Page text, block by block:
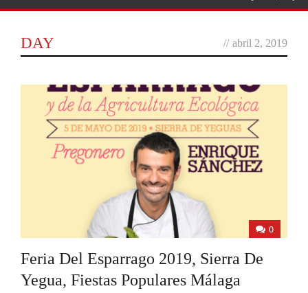
DAY // abril 2, 2019
0
Feria Del Esparrago 2019, Sierra De
Yegua, Fiestas Populares Málaga